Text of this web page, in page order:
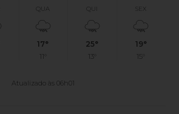
QUA
17°
11°
25°
13°
SEX
19°
15°
Atualizado às 06h01